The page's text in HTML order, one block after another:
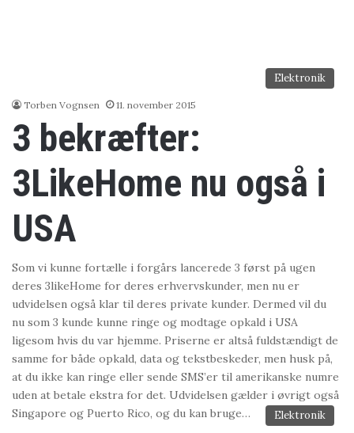
Elektronik
Torben Vognsen 11. november 2015
3 bekræfter:
3LikeHome nu også i
USA
Som vi kunne fortælle i forgårs lancerede 3 først på ugen
deres 3likeHome for deres erhvervskunder, men nu er
udvidelsen også klar til deres private kunder. Dermed vil du
nu som 3 kunde kunne ringe og modtage opkald i USA
ligesom hvis du var hjemme. Priserne er altså fuldstændigt de
samme for både opkald, data og tekstbeskeder, men husk på,
at du ikke kan ringe eller sende SMS’er til amerikanske numre
uden at betale ekstra for det. Udvidelsen gælder i øvrigt også
Singapore og Puerto Rico, og du kan bruge…
Elektronik